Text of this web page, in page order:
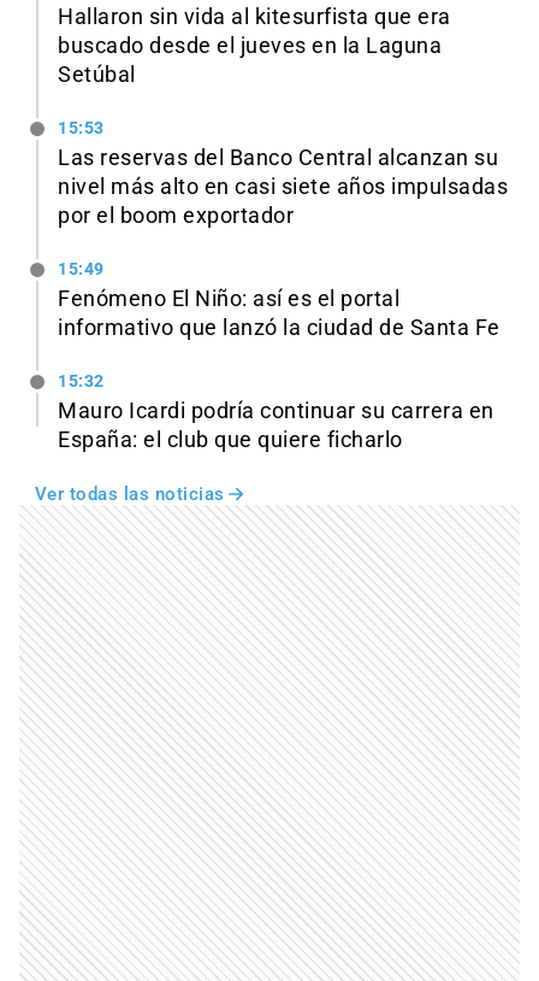
Hallaron sin vida al kitesurfista que era
buscado desde el jueves en la Laguna
Setúbal
15:53
Las reservas del Banco Central alcanzan su
nivel más alto en casi siete años impulsadas
por el boom exportador
15:49
Fenómeno El Niño: así es el portal
informativo que lanzó la ciudad de Santa Fe
15:32
Mauro Icardi podría continuar su carrera en
España: el club que quiere ficharlo
Ver todas las noticias